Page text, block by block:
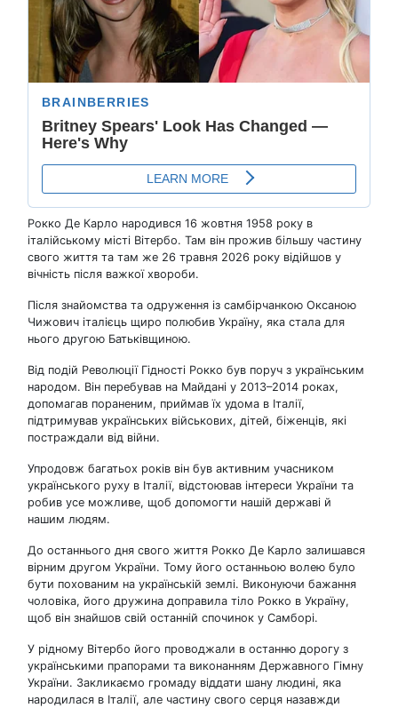
Рокко Де Карло народився 16 жовтня 1958 року в
італійському місті Вітербо. Там він прожив більшу частину
свого життя та там же 26 травня 2026 року відійшов у
вічність після важкої хвороби.
Після знайомства та одруження із самбірчанкою Оксаною
Чижович італієць щиро полюбив Україну, яка стала для
нього другою Батьківщиною.
Від подій Революції Гідності Рокко був поруч з українським
народом. Він перебував на Майдані у 2013–2014 роках,
допомагав пораненим, приймав їх удома в Італії,
підтримував українських військових, дітей, біженців, які
постраждали від війни.
Упродовж багатьох років він був активним учасником
українського руху в Італії, відстоював інтереси України та
робив усе можливе, щоб допомогти нашій державі й
нашим людям.
До останнього дня свого життя Рокко Де Карло залишався
вірним другом України. Тому його останньою волею було
бути похованим на українській землі. Виконуючи бажання
чоловіка, його дружина доправила тіло Рокко в Україну,
щоб він знайшов свій останній спочинок у Самборі.
У рідному Вітербо його проводжали в останню дорогу з
українськими прапорами та виконанням Державного Гімну
України. Закликаємо громаду віддати шану людині, яка
народилася в Італії, але частину свого серця назавжди